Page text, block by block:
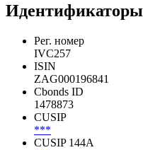
Идентификаторы
Рег. номер
IVC257
ISIN
ZAG000196841
Cbonds ID
1478873
CUSIP
***
CUSIP 144A